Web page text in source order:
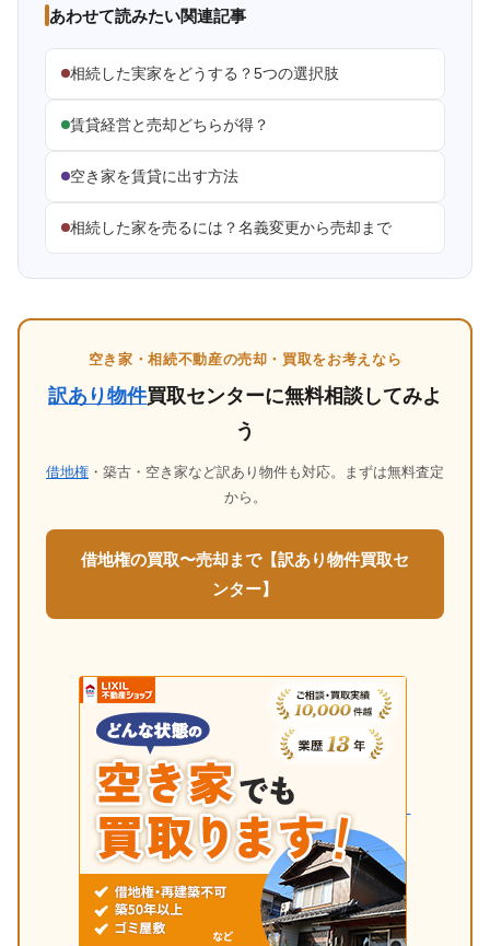
あわせて読みたい関連記事
相続した実家をどうする？5つの選択肢
賃貸経営と売却どちらが得？
空き家を賃貸に出す方法
相続した家を売るには？名義変更から売却まで
空き家・相続不動産の売却・買取をお考えなら
訳あり物件買取センターに無料相談してみよ
う
借地権 ・築古・空き家など訳あり物件も対応。まずは無料査定
から。
借地権の買取〜売却まで【訳あり物件買取セ
ンター】